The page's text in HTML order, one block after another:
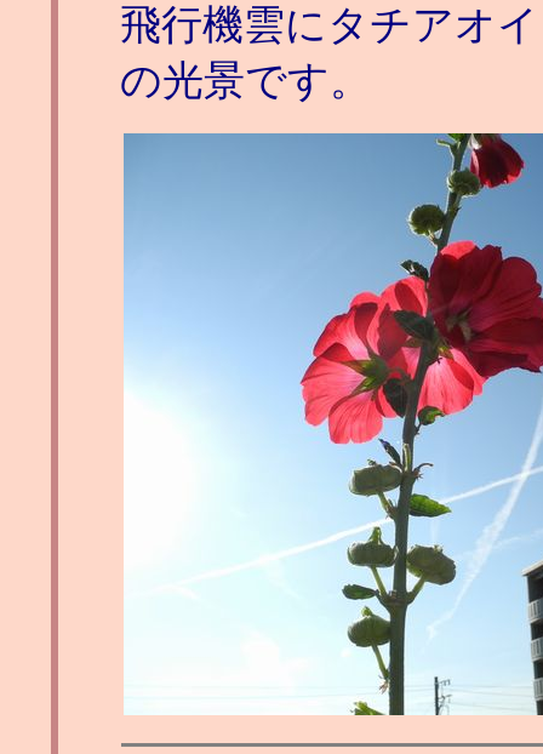
飛行機雲にタチアオ
の光景です。